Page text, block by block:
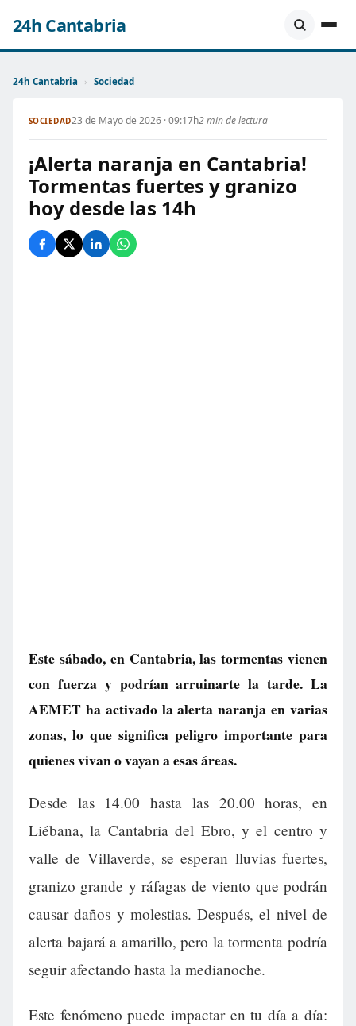
24h Cantabria
24h Cantabria › Sociedad
SOCIEDAD23 de Mayo de 2026 · 09:17h2 min de lectura
¡Alerta naranja en Cantabria!
Tormentas fuertes y granizo
hoy desde las 14h
Este sábado, en Cantabria, las tormentas vienen
con fuerza y podrían arruinarte la tarde. La
AEMET ha activado la alerta naranja en varias
zonas, lo que significa peligro importante para
quienes vivan o vayan a esas áreas.
Desde las 14.00 hasta las 20.00 horas, en
Liébana, la Cantabria del Ebro, y el centro y
valle de Villaverde, se esperan lluvias fuertes,
granizo grande y ráfagas de viento que podrán
causar daños y molestias. Después, el nivel de
alerta bajará a amarillo, pero la tormenta podría
seguir afectando hasta la medianoche.
Este fenómeno puede impactar en tu día a día: